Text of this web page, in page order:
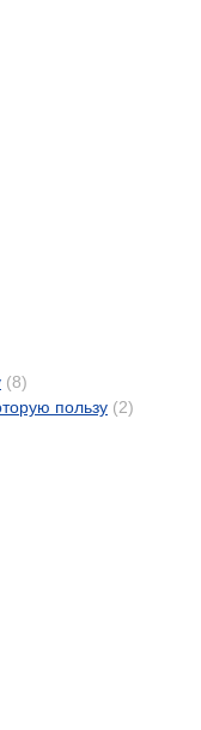
(8)
пользу (2)